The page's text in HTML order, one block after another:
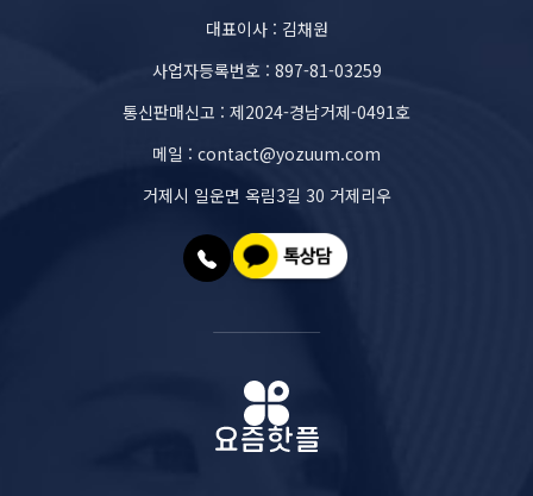
대표이사 : 김채원
사업자등록번호 : 897-81-03259
통신판매신고 : 제2024-경남거제-0491호
메일 : contact@yozuum.com
거제시 일운면 옥림3길 30 거제리우